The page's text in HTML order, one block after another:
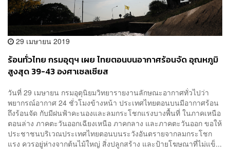
29 เมษายน 2019
ร้อนทั่วไทย กรมอุตุฯ เผย ไทยตอนบนอากาศร้อนจัด อุณหภูมิ
สูงสุด 39-43 องศาเซลเซียส
วันที่ 29 เมษายน กรมอุตุนิยมวิทยารายงานลักษณะอากาศทั่วไปว่า
พยากรณ์อากาศ 24 ชั่วโมงข้างหน้า ประเทศไทยตอนบนมีอากาศร้อน
ถึงร้อนจัด กับมีฝนฟ้าคะนองและลมกระโชกแรงบางพื้นที่ ในภาคเหนือ
ตอนล่าง ภาคตะวันออกเฉียงเหนือ ภาคกลาง และภาคตะวันออก ขอให้
ประชาชนบริเวณประเทศไทยตอนบนระวังอันตรายจากลมกระโชก
แรง ควรอยู่ห่างจากต้นไม้ใหญ่ สิ่งปลูกสร้าง และป้ายโฆษณาที่ไม่แข็...